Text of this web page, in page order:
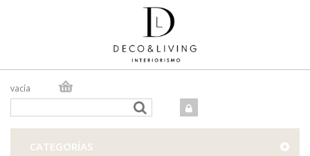
vacía
TIENDA FÍSICA
CATEGORÍAS